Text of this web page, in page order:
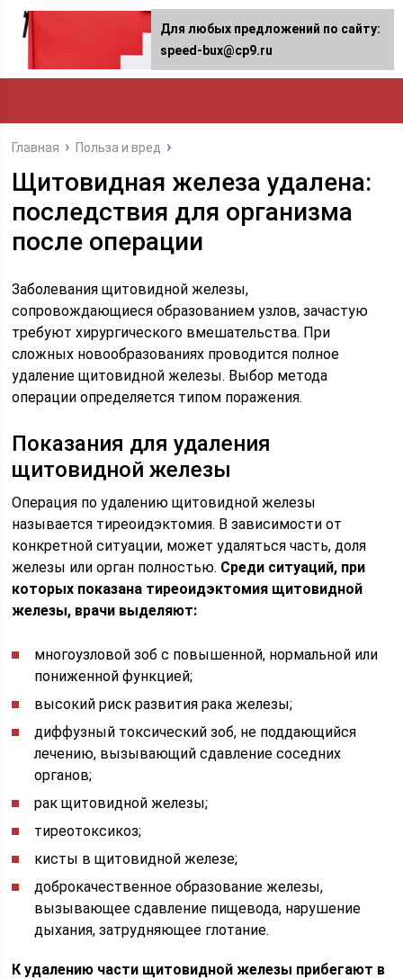
Главная Польза и вред
Щитовидная железа удалена:
последствия для организма
после операции
Заболевания щитовидной железы,
сопровождающиеся образованием узлов, зачастую
требуют хирургического вмешательства. При
сложных новообразованиях проводится полное
удаление щитовидной железы. Выбор метода
операции определяется типом поражения.
Показания для удаления
щитовидной железы
Операция по удалению щитовидной железы
называется тиреоидэктомия. В зависимости от
конкретной ситуации, может удаляться часть, доля
железы или орган полностью. Среди ситуаций, при
которых показана тиреоидэктомия щитовидной
железы, врачи выделяют:
многоузловой зоб с повышенной, нормальной или
пониженной функцией;
высокий риск развития рака железы;
диффузный токсический зоб, не поддающийся
лечению, вызывающий сдавление соседних
органов;
рак щитовидной железы;
тиреотоксикоз;
кисты в щитовидной железе;
доброкачественное образование железы,
вызывающее сдавление пищевода, нарушение
дыхания, затрудняющее глотание.
К удалению части щитовидной железы прибегают в
Для любых предложений по сайту:
speed-bux@cp9.ru